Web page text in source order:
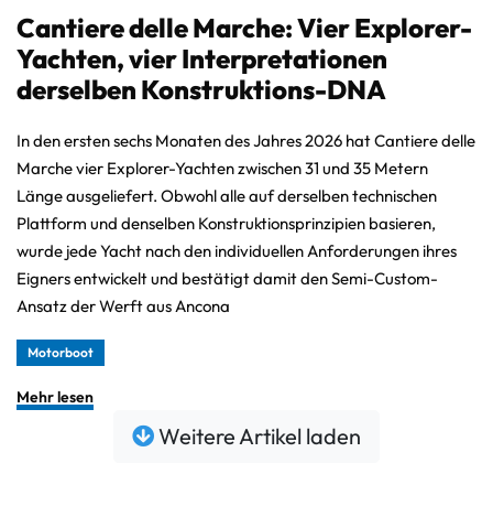
Cantiere delle Marche: Vier Explorer-
Yachten, vier Interpretationen
derselben Konstruktions-DNA
In den ersten sechs Monaten des Jahres 2026 hat Cantiere delle
Marche vier Explorer-Yachten zwischen 31 und 35 Metern
Länge ausgeliefert. Obwohl alle auf derselben technischen
Plattform und denselben Konstruktionsprinzipien basieren,
wurde jede Yacht nach den individuellen Anforderungen ihres
Eigners entwickelt und bestätigt damit den Semi-Custom-
Ansatz der Werft aus Ancona
Motorboot
Mehr lesen
Weitere Artikel laden